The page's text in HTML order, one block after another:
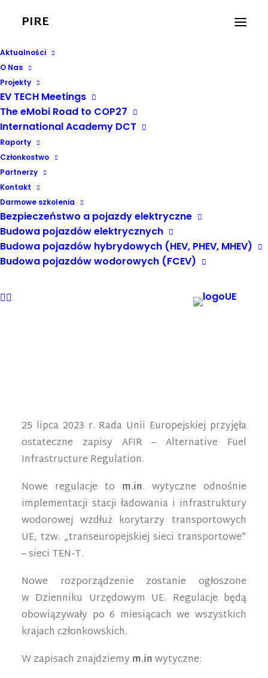
PIRE
Aktualności
O Nas
Projekty
EV TECH Meetings
The eMobi Road to COP27
International Academy DCT
Raporty
Członkostwo
Partnerzy
Kontakt
Darmowe szkolenia
Bezpieczeństwo a pojazdy elektryczne
Budowa pojazdów elektrycznych
Budowa pojazdów hybrydowych (HEV, PHEV, MHEV)
Budowa pojazdów wodorowych (FCEV)
AFIR PRZYJĘTY!
25 lipca 2023 r. Rada Unii Europejskiej przyjęła
ostateczne zapisy AFIR – Alternative Fuel
Infrastructure Regulation.
Nowe regulacje to m.in. wytyczne odnośnie
implementacji stacji ładowania i infrastruktury
wodorowej wzdłuż korytarzy transportowych
UE, tzw. „transeuropejskiej sieci transportowe”
– sieci TEN-T.
Nowe rozporządzenie zostanie ogłoszone
w Dzienniku Urzędowym UE. Regulacje będą
obowiązywały po 6 miesiącach we wszystkich
krajach członkowskich.
W zapisach znajdziemym.inwytyczne: